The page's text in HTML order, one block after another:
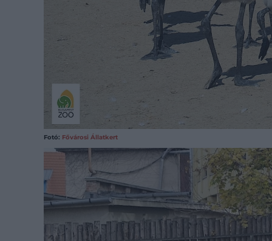
Fotó: Fővárosi Állatkert